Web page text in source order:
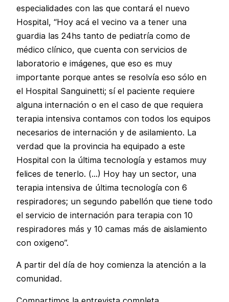
especialidades con las que contará el nuevo
Hospital, “Hoy acá el vecino va a tener una
guardia las 24hs tanto de pediatría como de
médico clínico, que cuenta con servicios de
laboratorio e imágenes, que eso es muy
importante porque antes se resolvía eso sólo en
el Hospital Sanguinetti; sí el paciente requiere
alguna internación o en el caso de que requiera
terapia intensiva contamos con todos los equipos
necesarios de internación y de asilamiento. La
verdad que la provincia ha equipado a este
Hospital con la última tecnología y estamos muy
felices de tenerlo. (…) Hoy hay un sector, una
terapia intensiva de última tecnología con 6
respiradores; un segundo pabellón que tiene todo
el servicio de internación para terapia con 10
respiradores más y 10 camas más de aislamiento
con oxigeno”.
A partir del día de hoy comienza la atención a la
comunidad.